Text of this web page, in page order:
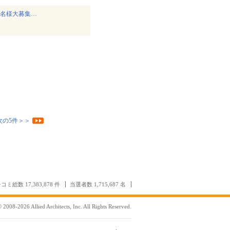
名様大募集…
の5件＞＞
コミ総数 17,383,878 件 当選者数 1,715,687 名
2026 Allied Architects, Inc. All Rights Reserved.